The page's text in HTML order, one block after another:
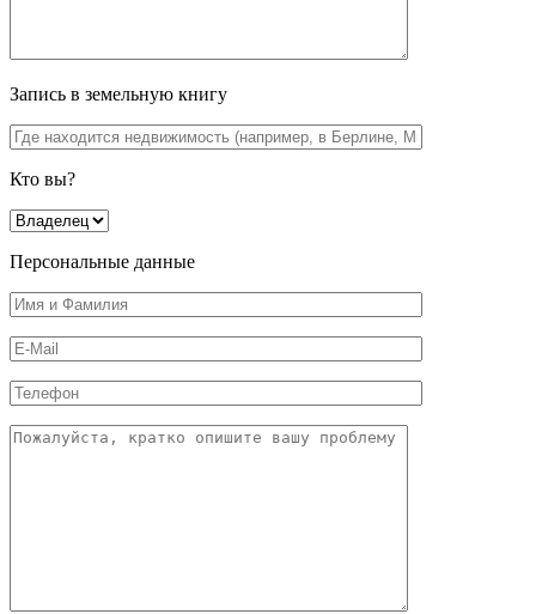
Запись в земельную книгу
Кто вы?
Персональные данные